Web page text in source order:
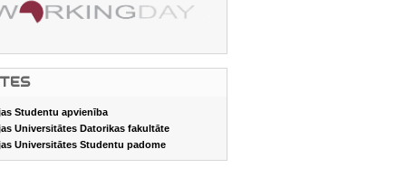
Studentu apvienība
Universitātes Datorikas fakultāte
Universitātes Studentu padome